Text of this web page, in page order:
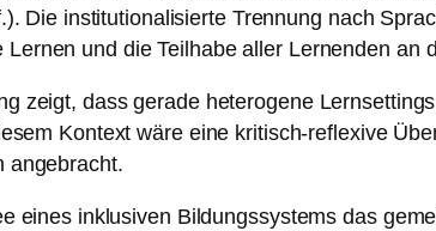
Die institutionalisierte Trennung nach
Lernen und die Teilhabe aller Lernenden
zeigt, dass gerade heterogene
Kontext wäre eine kritisch-reflexive
angebracht.
eines inklusiven Bildungssystems das